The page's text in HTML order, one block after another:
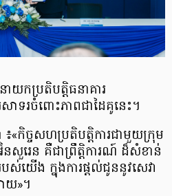
កប្រតិបត្តិធនាគារ
ាទរ​ចំពោះភាព​ជាដៃគូនេះ។
កិច្ចសហប្រតិបត្តិការជាមួយក្រុម
េន គឺជាព្រឹត្តិការណ៍ ដ៏សំខាន់
យើង ក្នុងការផ្តល់ជូននូវ​សេវា
យ»។